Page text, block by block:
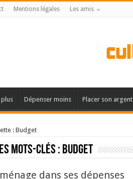
Mentions légales Les amis
Dépenser moins Placer son argent
:Budget
mots-clés : Budget
dans ses dépenses